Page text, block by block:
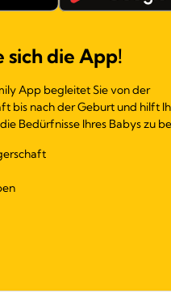
sich die App!
App begleitet Sie von der
bis nach der Geburt und hilft
Bedürfnisse Ihres Babys zu